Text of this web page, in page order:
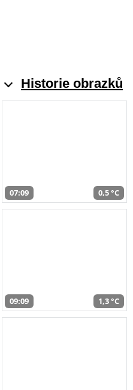
Historie obrazků
07:09 0,5 °C
09:09 1,3 °C